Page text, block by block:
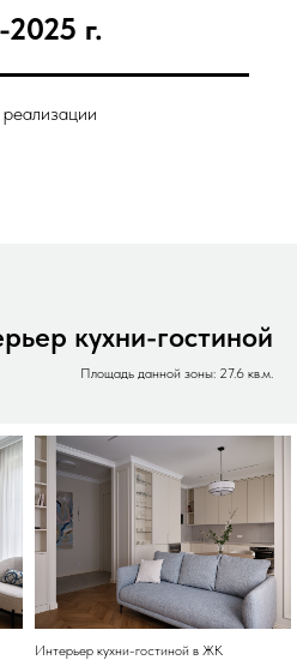
г.
кухни-гостиной
Площадь данной зоны: 27.6 кв.м.
Интерьер кухни-гостиной в ЖК